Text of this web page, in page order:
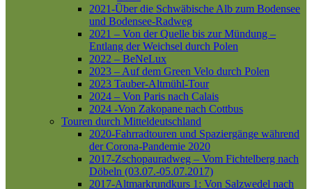
2021-Über die Schwäbische Alb zum Bodensee
und Bodensee-Radweg
2021 – Von der Quelle bis zur Mündung –
Entlang der Weichsel durch Polen
2022 – BeNeLux
2023 – Auf dem Green Velo durch Polen
2023 Tauber-Altmühl-Tour
2024 – Von Paris nach Calais
2024 -Von Zakopane nach Cottbus
Touren durch Mitteldeutschland
2020-Fahrradtouren und Spaziergänge während
der Corona-Pandemie 2020
2017-Zschopauradweg – Vom Fichtelberg nach
Döbeln (03.07.-05.07.2017)
2017-Altmarkrundkurs 1: Von Salzwedel nach